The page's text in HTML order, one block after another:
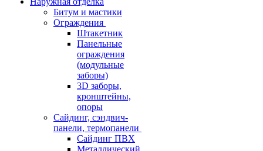
Битум и мастики
Ограждения
Штакетник
Панельные
ограждения
(модульные
заборы)
3D заборы,
кронштейны,
опоры
Cайдинг, сэндвич-
панели, термопанели
Сайдинг ПВХ
Металлический